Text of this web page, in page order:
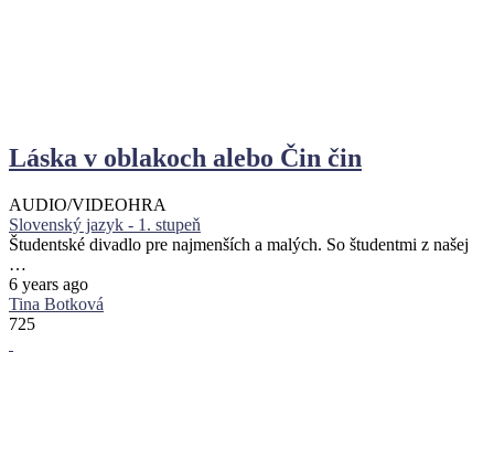
Láska v oblakoch alebo Čin čin
AUDIO/VIDEOHRA
Slovenský jazyk - 1. stupeň
Študentské divadlo pre najmenších a malých. So študentmi z našej
…
6 years ago
Tina Botková
725